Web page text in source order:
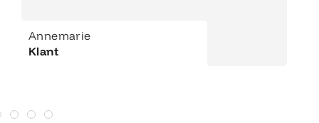
Annemarie
Klant